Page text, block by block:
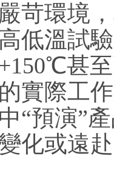
嚴苛環境
低溫試
+150℃甚
的實際工
中“預演”
化或遠